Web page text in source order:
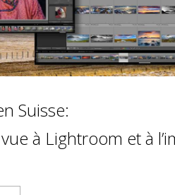
Suisse:
à Lightroom et à